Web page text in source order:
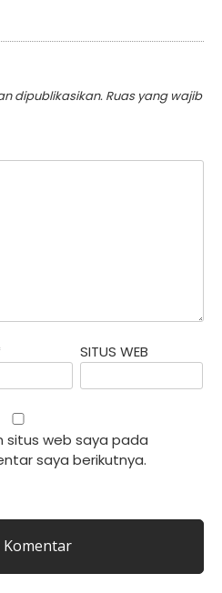
dipublikasikan. Ruas yang wajib
SITUS WEB
situs web saya pada
saya berikutnya.